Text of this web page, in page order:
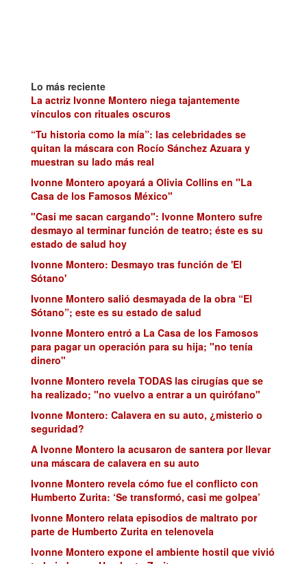
Lo más reciente
La actriz Ivonne Montero niega tajantemente
vínculos con rituales oscuros
“Tu historia como la mía”: las celebridades se
quitan la máscara con Rocío Sánchez Azuara y
muestran su lado más real
Ivonne Montero apoyará a Olivia Collins en "La
Casa de los Famosos México"
"Casi me sacan cargando": Ivonne Montero sufre
desmayo al terminar función de teatro; éste es su
estado de salud hoy
Ivonne Montero: Desmayo tras función de 'El
Sótano'
Ivonne Montero salió desmayada de la obra “El
Sótano”; este es su estado de salud
Ivonne Montero entró a La Casa de los Famosos
para pagar un operación para su hija; "no tenía
dinero"
Ivonne Montero revela TODAS las cirugías que se
ha realizado; "no vuelvo a entrar a un quirófano"
Ivonne Montero: Calavera en su auto, ¿misterio o
seguridad?
A Ivonne Montero la acusaron de santera por llevar
una máscara de calavera en su auto
Ivonne Montero revela cómo fue el conflicto con
Humberto Zurita: ‘Se transformó, casi me golpea’
Ivonne Montero relata episodios de maltrato por
parte de Humberto Zurita en telenovela
Ivonne Montero expone el ambiente hostil que vivió